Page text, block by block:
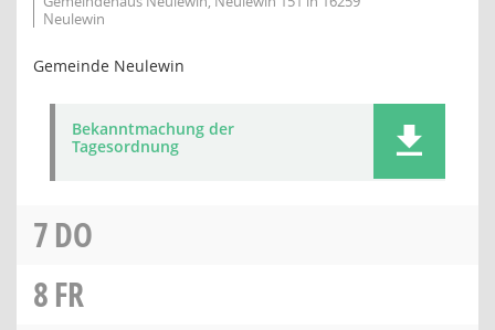
Neulewin
Gemeinde Neulewin
Bekanntmachung der
Tagesordnung
7DO
8FR